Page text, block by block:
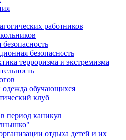
работников
безопасность
терроризма и экстремизма
обучающихся
клуб
период каникул
отдыха детей и их